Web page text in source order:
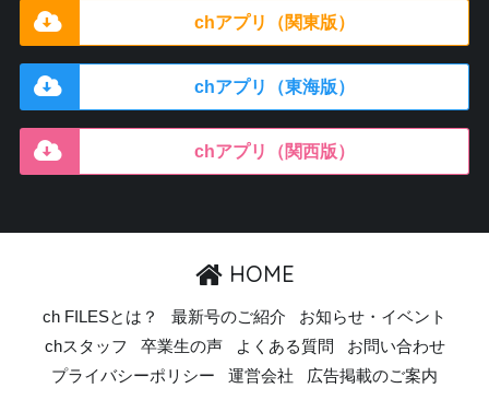
chアプリ（関東版）
chアプリ（東海版）
chアプリ（関西版）
HOME
ch FILESとは？ 最新号のご紹介
お知らせ・イベント
chスタッフ
卒業生の声 よくある質問
お問い合わせ
プライバシーポリシー
運営会社 広告掲載のご案内